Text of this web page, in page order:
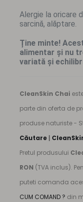
Alergie la oricare
sarcină, alăptare.
Ține minte!
alimentar și nu
variată și
CleanSkin Chai
parte din oferta de
produse naturiste -
Căutare |
Pretul produsului
RON (TVA inclus).
puteti comanda
CUM COMAND ? din